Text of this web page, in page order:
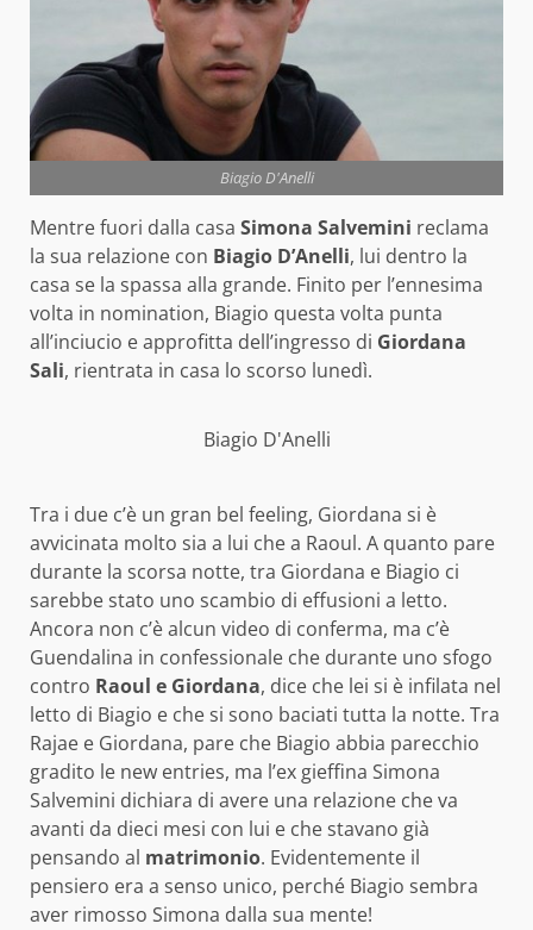
Biagio D'Anelli
Mentre fuori dalla casa Simona Salvemini reclama
la sua relazione con Biagio D’Anelli, lui dentro la
casa se la spassa alla grande. Finito per l’ennesima
volta in nomination, Biagio questa volta punta
all’inciucio e approfitta dell’ingresso di Giordana
Sali, rientrata in casa lo scorso lunedì.
Biagio D'Anelli
Tra i due c’è un gran bel feeling, Giordana si è
avvicinata molto sia a lui che a Raoul. A quanto pare
durante la scorsa notte, tra Giordana e Biagio ci
sarebbe stato uno scambio di effusioni a letto.
Ancora non c’è alcun video di conferma, ma c’è
Guendalina in confessionale che durante uno sfogo
contro Raoul e Giordana, dice che lei si è infilata nel
letto di Biagio e che si sono baciati tutta la notte. Tra
Rajae e Giordana, pare che Biagio abbia parecchio
gradito le new entries, ma l’ex gieffina Simona
Salvemini dichiara di avere una relazione che va
avanti da dieci mesi con lui e che stavano già
pensando al matrimonio. Evidentemente il
pensiero era a senso unico, perché Biagio sembra
aver rimosso Simona dalla sua mente!